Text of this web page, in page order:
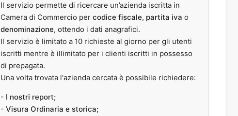
Il servizio permette di ricercare un’azienda iscritta in
Camera di Commercio percodice fiscale, partita iva o
denominazione, ottendo i dati anagrafici.
Il servizio è limitato a 10 richieste al giorno per gli utenti
iscritti mentre è illimitato per i clienti iscritti in possesso
di prepagata.
Una volta trovata l'azienda cercata è possibile richiedere:
- I nostri report;
- Visura Ordinaria e storica;